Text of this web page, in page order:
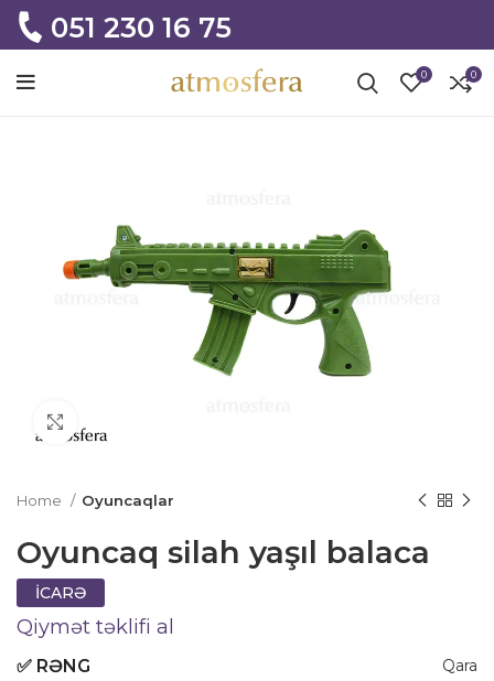
051 230 16 75
0 0
Home Oyuncaqlar
Oyuncaq silah yaşıl balaca
İCARƏ
Qiymət təklifi al
✅ RƏNG Qara